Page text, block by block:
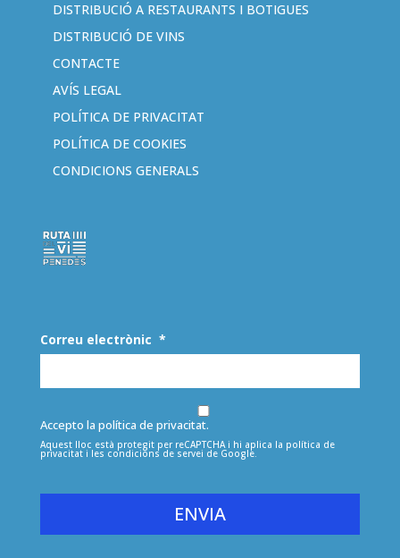
DISTRIBUCIÓ A RESTAURANTS I BOTIGUES
DISTRIBUCIÓ DE VINS
CONTACTE
AVÍS LEGAL
POLÍTICA DE PRIVACITAT
POLÍTICA DE COOKIES
CONDICIONS GENERALS
Correu electrònic *
Accepto la política de privacitat.
Aquest lloc està protegit per reCAPTCHA i hi aplica la política de
privacitati les condicions de servei de Google.